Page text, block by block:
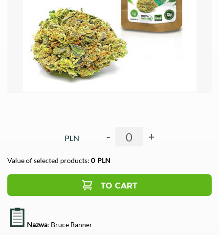
PLN - +
Value of selected products: 0 PLN
TO CART
Nazwa: Bruce Banner